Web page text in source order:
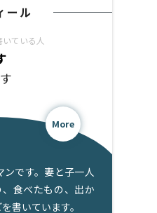
ール
ている人
More
ンです。妻と子一人
食べたもの、出か
書いています。